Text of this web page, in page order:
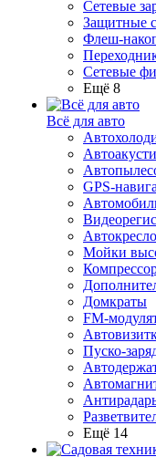
Сетевые
Защитные
Флеш-
Сетевые
Ещё 8
Всё для авто
GPS-
Автокресло
Мойки
Домкраты
FM-
Пуско-
Ещё 14